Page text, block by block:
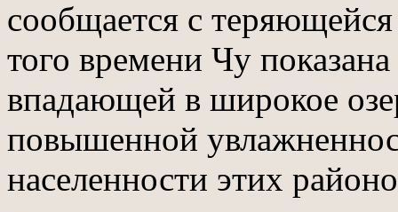
сообщается с
того времени Чу
впадающей в широкое
повышенной
населенности этих